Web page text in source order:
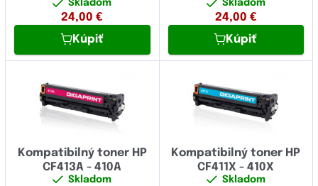
Skladom
24,00 €
Kúpiť
Skladom
24,00 €
Kúpiť
Kompatibilný toner HP
CF413A - 410A
Skladom
Kompatibilný toner HP
CF411X - 410X
Skladom